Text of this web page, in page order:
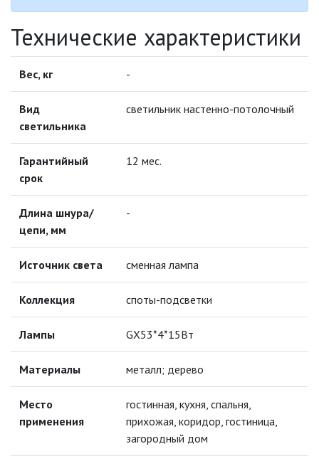
КАБЕЛЕНЕСУЩИЕ СИСТЕМЫ
КЛЕЙКИЕ ЛЕНТЫ
ЛЕНТЫ СВЕТОДИОДНЫЕ (LED
МОДУЛЬНЫЕ СИСТЕМЫ
ОСВЕЩЕНИЯ (LED МОДУЛИ)
НАСТОЛЬНЫЕ СВЕТИЛЬНИКИ
НИЗКОВОЛЬТНОЕ
ОБОРУДОВАНИЕ
НОВОГОДНЕЕ ОСВЕЩЕНИЕ
ОТВЕРТКИ
Технические характеристики
Вес, кг -
Вид
светильника
светильник настенно-потолочный
Гарантийный
срок
12 мес.
Длина шнура/
цепи, мм
-
Источник света сменная лампа
Коллекция споты-подсветки
Лампы GX53*4*15Вт
Материалы металл; дерево
Место
применения
гостинная, кухня, спальня,
прихожая, коридор, гостиница,
загородный дом